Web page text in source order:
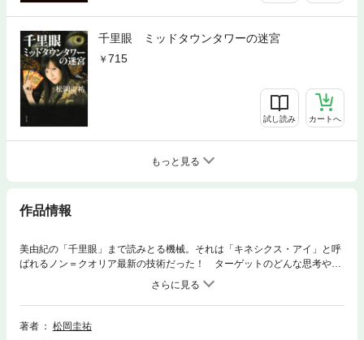
千里眼 ミッドタウンタワーの迷宮
715
試し読み カートへ
もっと見る
作品情報
美由紀の「千里眼」まで読みとる機械。それは「キネシクス・アイ」と呼
ばれるノン＝クオリア最新の技術だった！ ターゲットのどんな思考や感
情も見逃さない“眼”が美由紀を追い詰めていく。能登半島の豪雨は手始め
に過ぎなかった。最強の降雨弾の標的は首都・東京！ 東京を海中に沈
め、100万人以上の犠牲者を出す惨事の襲来。陰謀に気づいた美由紀は止
めることが出来るのか！ 過熱するノン＝クオリアとの戦い。新シリーズ
著者
松岡圭祐